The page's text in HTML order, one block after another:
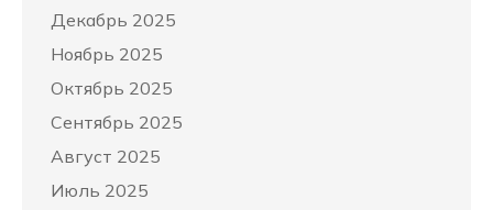
Декабрь 2025
Ноябрь 2025
Октябрь 2025
Сентябрь 2025
Август 2025
Июль 2025